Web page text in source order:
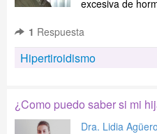
excesiva de
1 Respuesta
Hipertiroidismo
¿Como puedo saber si mi
Dra. Lidia